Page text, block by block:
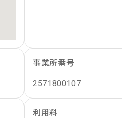
事業所番号
2571800107
利用料